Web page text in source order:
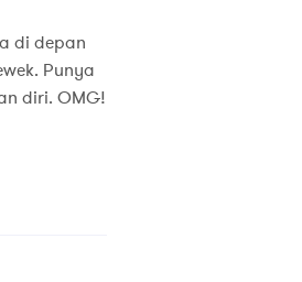
di depan
Punya
diri. OMG!